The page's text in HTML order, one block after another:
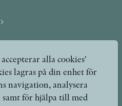
alla cookies'
lagras på din enhet för
navigation, analysera
för hjälpa till med